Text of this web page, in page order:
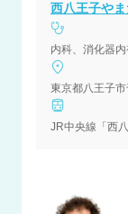
西八王子や
内科、消化器
東京都八王子
JR中央線「西